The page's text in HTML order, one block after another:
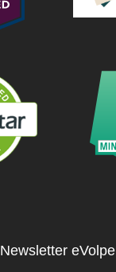
Newsletter eVolpe